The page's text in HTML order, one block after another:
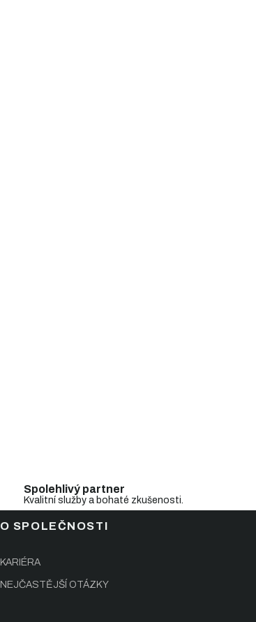
Spolehlivý partner
Kvalitní služby a bohaté zkušenosti.
O SPOLEČNOSTI
KARIÉRA
NEJČASTĚJŠÍ OTÁZKY